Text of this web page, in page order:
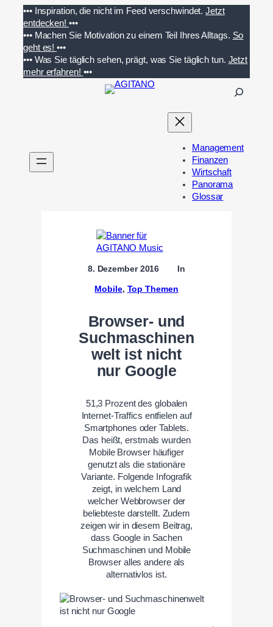
Inhalt
springen
••• Inspiration, die nicht im Feed verschwindet. Jetzt
entdecken! •••
••• Machen Sie Motivation zu einem Teil Ihres Alltags. So
geht es!•••
••• Was Sie täglich sehen, prägt, was Sie täglich tun. Jetzt
mehr erfahren! •••
n
Management
Finanzen
Wirtschaft
Panorama
Glossar
8. Dezember 2016 In
Mobile, Top Themen
Browser- und
Suchmaschinen
welt ist nicht
nur Google
51,3 Prozent des globalen
Internet-Traffics entfielen auf
Smartphones oder Tablets.
Das heißt, erstmals wurden
Mobile Browser häufiger
genutzt als die stationäre
Variante. Folgende Infografik
zeigt, in welchem Land
welcher Webbrowser der
beliebteste darstellt. Zudem
zeigen wir in diesem Beitrag,
dass Google in Sachen
Suchmaschinen und Mobile
Browser alles andere als
alternativlos ist.